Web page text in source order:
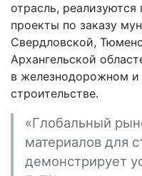
отрасль,
проекты по заказу
Свердловской,
Архангельской
в железнодорожном
строительстве.
«Глобальный
материалов для
демонстрирует